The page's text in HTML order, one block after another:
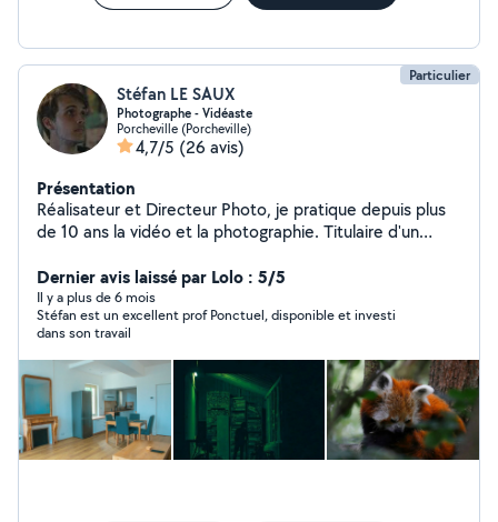
Particulier
Stéfan LE SAUX
Photographe - Vidéaste
Porcheville (Porcheville)
4,7/5 (26 avis)
Présentation
Réalisateur et Directeur Photo, je pratique depuis plus
de 10 ans la vidéo et la photographie. Titulaire d'un
pour de nombreux particuliers ainsi que pour des
diffuseurs (France 3, France 0, TV 5 MONDE). Je me
tiens aujourd'hui à vos côtés pour vos évènements
et/ou vos projets photo/vidéo.
Dernier avis laissé par Lolo : 5/5
Il y a plus de 6 mois
Stéfan est un excellent prof Ponctuel, disponible et investi
dans son travail